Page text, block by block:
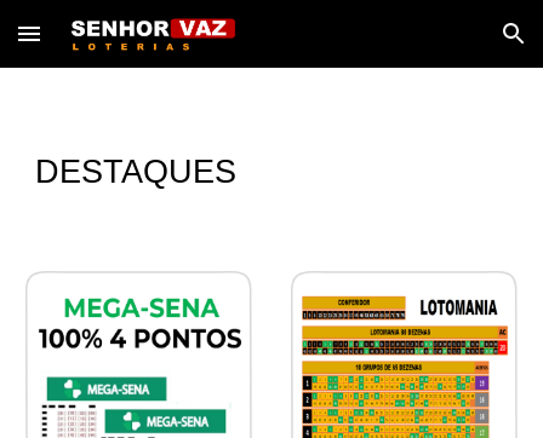
Skip to main content Skip to navigation
DESTAQUES